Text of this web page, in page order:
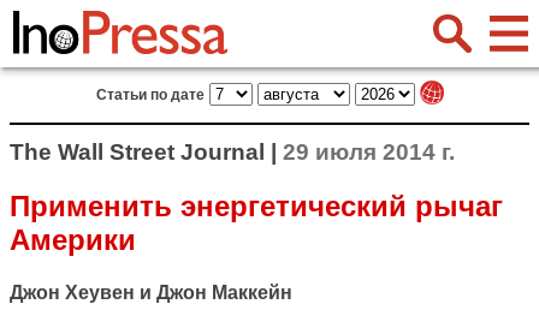
Статьи по дате
The Wall Street Journal | 29 июля 2014 г.
Применить энергетический рычаг
Америки
Джон Хеувен и Джон Маккейн